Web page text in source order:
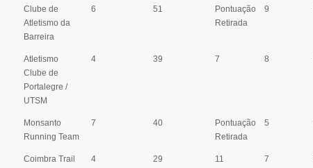
Clube de
Atletismo da
Barreira
6 51
Pontuação
Retirada
9
Atletismo
Clube de
Portalegre /
UTSM
4 39 7 8
Monsanto
Running Team
7 40
Pontuação
Retirada
5
Coimbra Trail 4 29 11 7